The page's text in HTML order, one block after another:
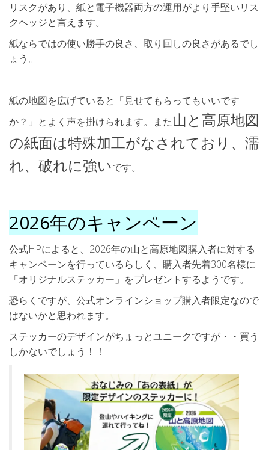
リスクがあり、紙と電子機器両方の運用がより手堅いリス
クヘッジと言えます。
紙ならではの使い勝手の良さ、取り回しの良さがあるでし
ょう。
紙の地図を広げていると「見せてもらってもいいです
か？」とよく声を掛けられます。また山と高原地図
の紙面は特殊加工がなされており、濡
れ、破れに強いです。
2026年のキャンペーン
公式HPによると、2026年の山と高原地図購入者に対する
キャンペーンを行っているらしく、購入者先着300名様に
「オリジナルステッカー」をプレゼントするようです。
恐らくですが、公式オンラインショップ購入者限定なので
はないかと思われます。
ステッカーのデザインがちょっとユニークですが・・買う
しかないでしょう！！